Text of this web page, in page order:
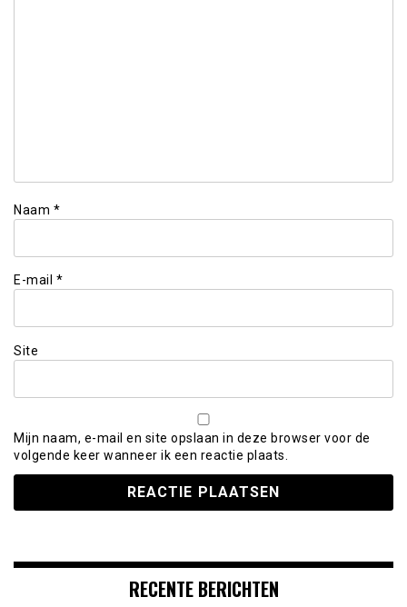
Naam *
E-mail *
Site
Mijn naam, e-mail en site opslaan in deze browser voor de
volgende keer wanneer ik een reactie plaats.
RECENTE BERICHTEN